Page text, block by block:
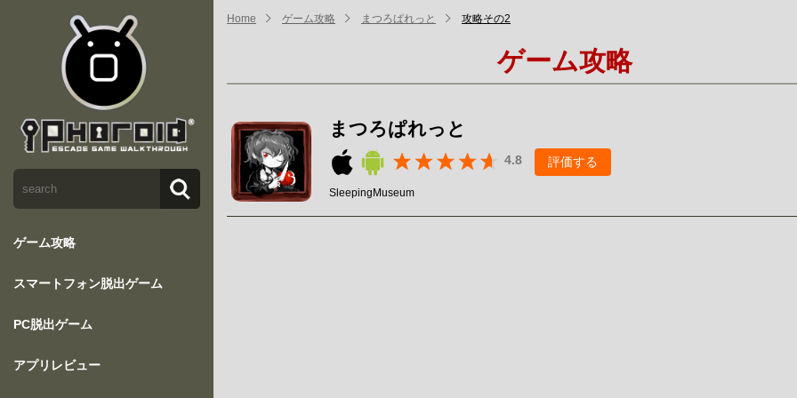
ゲーム攻略
スマートフォン脱出ゲーム
PC脱出ゲーム
アプリレビュー
Home ゲーム攻略 まつろぱれっと 攻略その2
ゲーム攻略
まつろぱれっと
4.8 評価する
SleepingMuseum